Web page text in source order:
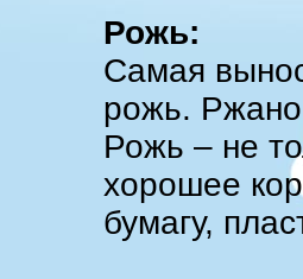
Рожь:
Самая
рожь.
Рожь – не
хорошее
бумагу,